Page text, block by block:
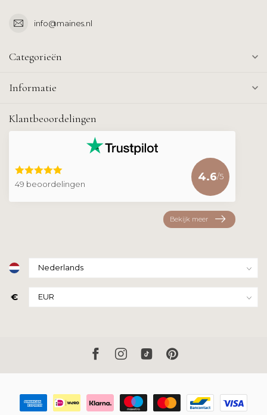
info@maines.nl
Categorieën
Informatie
Klantbeoordelingen
49 beoordelingen
4.6/5
Bekijk meer
€